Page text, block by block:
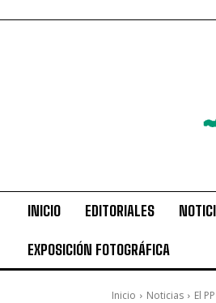
INICIO EDITORIALES
EXPOSICIÓN FOTOGRÁFICA
Inicio Noticias El